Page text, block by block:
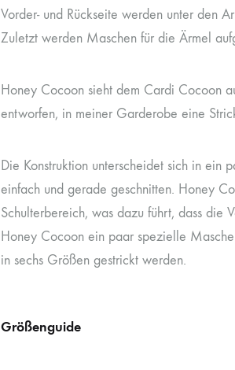
Vorder- und Rückseite werden unter den
Zuletzt werden Maschen für die Ärmel
Honey Cocoon sieht dem Cardi Cocoon
entworfen, in meiner Garderobe eine
Die Konstruktion unterscheidet sich in ein
einfach und gerade geschnitten. Honey
Schulterbereich, was dazu führt, dass
Honey Cocoon ein paar spezielle
in sechs Größen gestrickt werden.
Größenguide